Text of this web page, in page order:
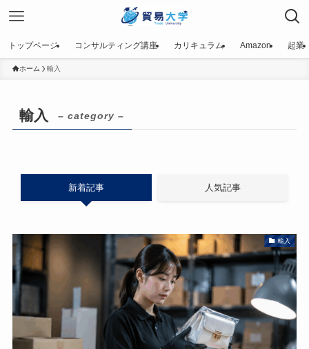
トップページ コンサルティング講座 カリキュラム Amazon 起業
ホーム 輸入
輸入 – category –
新着記事 人気記事
輸入